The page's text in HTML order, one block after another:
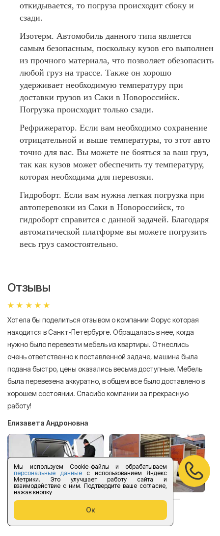
Мы используем Cookie-файлы и обрабатываем
персональные данныес использованием Яндекс
Метрики. Это улучшает работу сайта и
взаимодействие с ним. Подтвердите ваше согласие,
нажав кнопку
Ок
откидывается, то погруза происходит сбоку и
сзади.
Изотерм. Автомобиль данного типа является
самым безопасным, поскольку кузов его выполнен
из прочного материала, что позволяет обезопасить
любой груз на трассе. Также он хорошо
удерживает необходимую температуру при
доставки грузов из Саки в Новороссийск.
Погрузка происходит только сзади.
Рефрижератор. Если вам необходимо сохранение
отрицательной и выше температуры, то этот авто
точно для вас. Вы можете не бояться за ваш груз,
так как кузов может обеспечить ту температуру,
которая необходима для перевозки.
Гидроборт. Если вам нужна легкая погрузка при
автоперевозки из Саки в Новороссийск, то
гидроборт справится с данной задачей. Благодаря
автоматической платформе вы можете погрузить
весь груз самостоятельно.
Отзывы
Хотела бы поделиться отзывом о компании Форус которая
находится в Санкт-Петербурге. Обращалась в нее, когда
нужно было перевезти мебель из квартиры. Отнеслись
очень ответственно к поставленной задаче, машина была
подана быстро, цены оказались весьма доступные. Мебель
была перевезена аккуратно, в общем все было доставлено в
хорошем состоянии. Спасибо компании за прекрасную
работу!
Елизавета Андроновна